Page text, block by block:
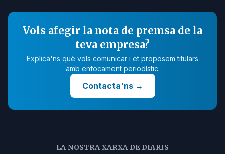
Vols afegir la nota de premsa de la
teva empresa?
Explica'ns què vols comunicar i et proposem titulars
amb enfocament periodístic.
Contacta'ns→
LA NOSTRA XARXA DE DIARIS